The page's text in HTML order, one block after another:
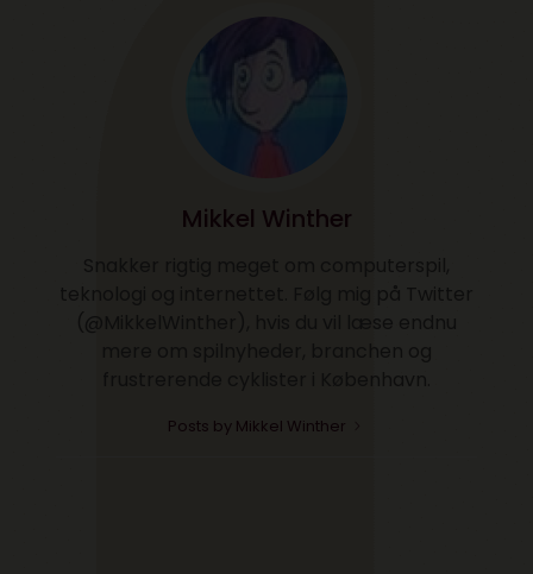
Mikkel Winther
Posts by Mikkel Winther